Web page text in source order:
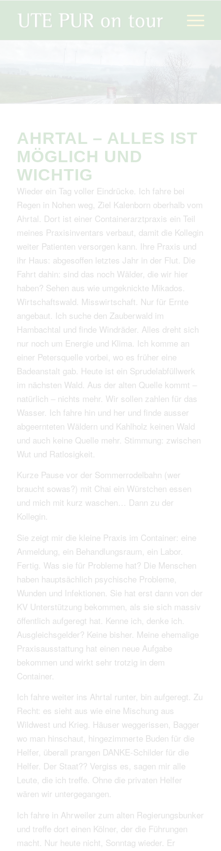
AHRTAL – ALLES IST
MÖGLICH UND
WICHTIG
Wieder ein Tag voller Eindrücke. Ich fahre bei
Regen in Nohen weg, Ziel Kalenborn oberhalb vom
Ahrtal. Dort ist einer Containerarztpraxis ein Teil
meines Praxisinventars verbaut, damit die Kollegin
weiter Patienten versorgen kann. Ihre Praxis und
ihr Haus: abgesoffen letztes Jahr in der Flut. Die
Fahrt dahin: sind das noch Wälder, die wir hier
haben? Sehen aus wie umgeknickte Mikados.
Wirtschaftswald. Misswirtschaft. Nur für Ernte
angebaut. Ich suche den Zauberwald im
Hambachtal und finde Windräder. Alles dreht sich
nur noch um Energie und Klima. Ich komme an
einer Petersquelle vorbei, wo es früher eine
Badeanstalt gab. Heute ist ein Sprudelabfüllwerk
im nächsten Wald. Aus der alten Quelle kommt –
natürlich – nichts mehr. Wir sollen zahlen für das
Wasser. Ich fahre hin und her und finde ausser
abgeernteten Wäldern und Kahlholz keinen Wald
und auch keine Quelle mehr. Stimmung: zwischen
Wut und Ratlosigkeit.
Kurze Pause vor der Sommerrodelbahn (wer
braucht sowas?) mit Chai ein Würstchen essen
und mich mit kurz waschen… Dann zu der
Kollegin.
Sie zeigt mir die kleine Praxis im Container: eine
Anmeldung, ein Behandlungsraum, ein Labor.
Fertig. Was sie für Probleme hat? Die Menschen
haben hauptsächlich psychische Probleme,
Wunden und Infektionen. Sie hat erst dann von der
KV Unterstützung bekommen, als sie sich massiv
öffentlich aufgeregt hat. Kenne ich, denke ich.
Ausgleichsgelder? Keine bisher. Meine ehemalige
Praxisausstattung hat einen neue Aufgabe
bekommen und wirkt sehr trotzig in dem
Container.
Ich fahre weiter ins Ahrtal runter, bin aufgeregt. Zu
Recht: es sieht aus wie eine Mischung aus
Wildwest und Krieg. Häuser weggerissen, Bagger
wo man hinschaut, hingezimmerte Buden für die
Helfer, überall prangen DANKE-Schilder für die
Helfer. Der Staat?? Vergiss es, sagen mir alle
Leute, die ich treffe. Ohne die privaten Helfer
wären wir untergegangen.
Ich fahre in Ahrweiler zum alten Regierungsbunker
und treffe dort einen Kölner, der die Führungen
macht. Nur heute nicht, Sonntag wieder. Er